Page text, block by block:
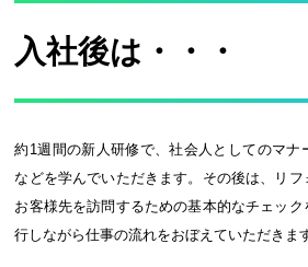
入社後は・・・
約1週間の新人研修で、社会人としてのマナ
などを学んでいただきます。その後は、リ
お客様先を訪問するための基本的なチェッ
行しながら仕事の流れをおぼえていただきま